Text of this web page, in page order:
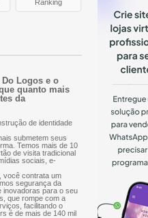
Ranking
Logos e o
quanto mais
da
de identidade
submetem seus
Temos mais de 10
de visita tradicional
sociais, e-
você contrata um
segurança da
inovadoras para o seu
que rompe com a
facilitando o
é de mais de 140 mil